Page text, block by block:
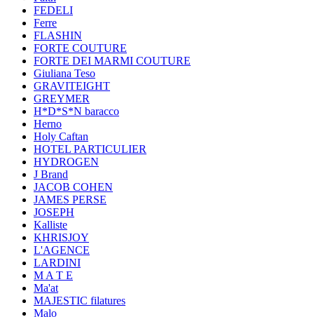
FEDELI
Ferre
FLASHIN
FORTE COUTURE
FORTE DEI MARMI COUTURE
Giuliana Teso
GRAVITEIGHT
GREYMER
H*D*S*N baracco
Herno
Holy Caftan
HOTEL PARTICULIER
HYDROGEN
J Brand
JACOB COHEN
JAMES PERSE
JOSEPH
Kalliste
KHRISJOY
L'AGENCE
LARDINI
M A T E
Ma'at
MAJESTIC filatures
Malo